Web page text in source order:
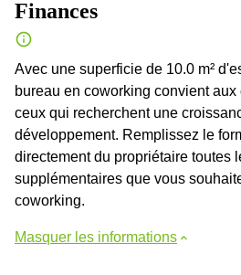
Finances
Avec une superficie de 10.0 m²
bureau en coworking convient
ceux qui recherchent une
développement. Remplissez le
directement du propriétaire toutes
supplémentaires que vous
coworking.
Masquer les informations